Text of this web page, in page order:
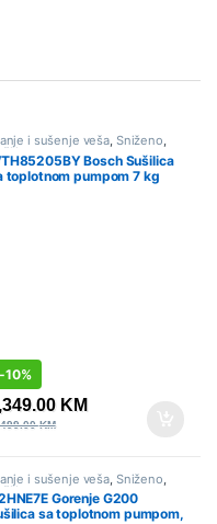
i sušenje veša Sniženo
Bosch Sušilica
toplotnom pumpom 7 kg
-10%
KM
KM
i sušenje veša Sniženo
Gorenje G200
sa toplotnom pumpom,